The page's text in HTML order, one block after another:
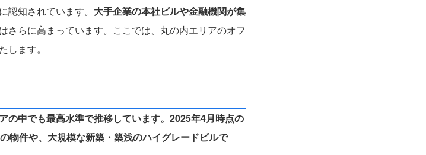
知されています。 大手企業の本社ビルや金融機関が集
さらに高まっています。ここでは、丸の内エリアのオフ
ます。
の中でも最高水準で推移しています。2025年4月時点の
物件や、大規模な新築・築浅のハイグレードビルで